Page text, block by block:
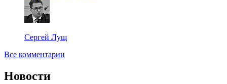
Сергей Лущ
Все комментарии
Новости